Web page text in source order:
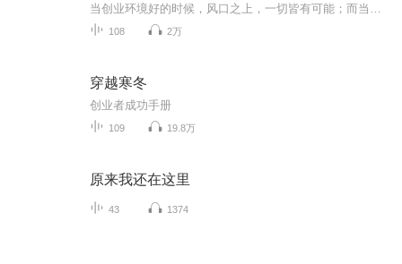
108 2万
穿越寒冬
创业者成功手册
109 19.8万
原来我还在这里
43 1374